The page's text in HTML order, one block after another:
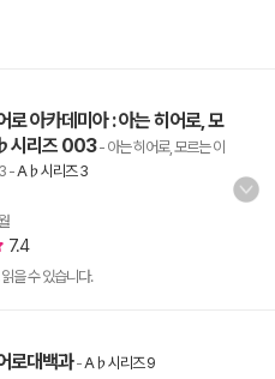
로 아카데미아 : 아는 히어로, 모
시리즈 003- 아는 히어로, 모르는 이
-A♭시리즈 3
7.4
을 수 있습니다.
로대백과-A♭시리즈 9